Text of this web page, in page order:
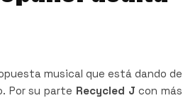
musical que está dando de
Por su parte Recycled J con más